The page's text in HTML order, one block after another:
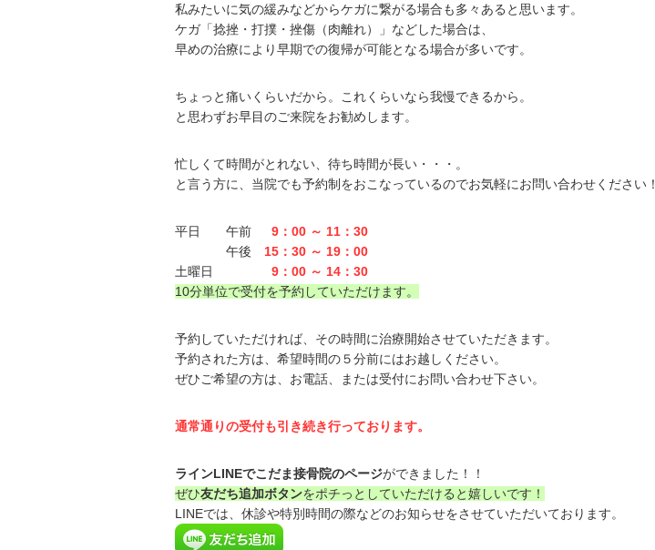
私みたいに気の緩みなどからケガに繋がる場合も多々あると思います。
ケガ「捻挫・打撲・挫傷（肉離れ）」などした場合は、
早めの治療により早期での復帰が可能となる場合が多いです。
ちょっと痛いくらいだから。これくらいなら我慢できるから。
と思わずお早目のご来院をお勧めします。
忙しくて時間がとれない、待ち時間が長い・・・。
と言う方に、当院でも予約制をおこなっているのでお気軽にお問い合わせください！
平日 午前 9：00 ～ 11：30
午後 15：30 ～ 19：00
土曜日
9：00 ～ 14：30
10分単位で受付を予約していただけます。
予約していただければ、その時間に治療開始させていただきます。
予約された方は、希望時間の５分前にはお越しください。
ぜひご希望の方は、お電話、または受付にお問い合わせ下さい。
通常通りの受付も引き続き行っております。
ラインLINEでこだま接骨院のページができました！！
ぜひ友だち追加ボタンをポチっとしていただけると嬉しいです！
LINEでは、休診や特別時間の際などのお知らせをさせていただいております。